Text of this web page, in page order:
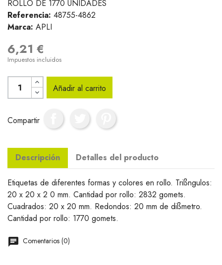
ROLLO DE 1770 UNIDADES
Referencia: 48755-4862
Marca: APLI
6,21 €
Impuestos incluidos
Añadir al carrito
Compartir
Descripción Detalles del producto
Etiquetas de diferentes formas y colores en rollo. Trißngulos:
20 x 20 x 2 0 mm. Cantidad por rollo: 2832 gomets.
Cuadrados: 20 x 20 mm. Redondos: 20 mm de dißmetro.
Cantidad por rollo: 1770 gomets.
Comentarios (0)